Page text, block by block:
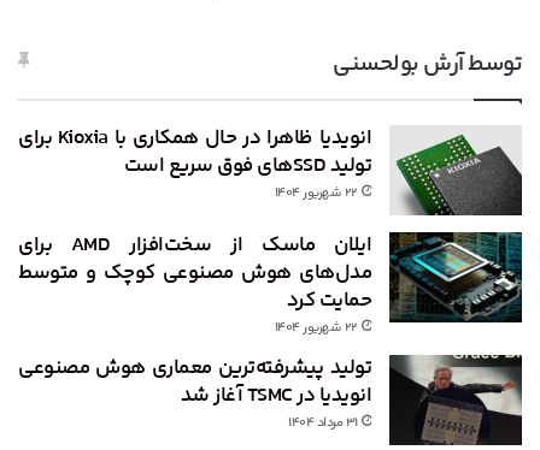
توسط آرش بولحسنی
انویدیا ظاهرا در حال همکاری با Kioxia برای
تولید SSDهای فوق سریع است
۲۲ شهریور ۱۴۰۴
ایلان ماسک از سخت‌افزار AMD برای
مدل‌های هوش مصنوعی کوچک و متوسط
حمایت کرد
۲۲ شهریور ۱۴۰۴
تولید پیشرفته‌ترین معماری هوش مصنوعی
انویدیا در TSMC آغاز شد
۳۱ مرداد ۱۴۰۴